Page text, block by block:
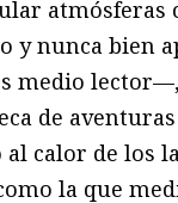
y nunca bien
medio
de
calor de los
la que